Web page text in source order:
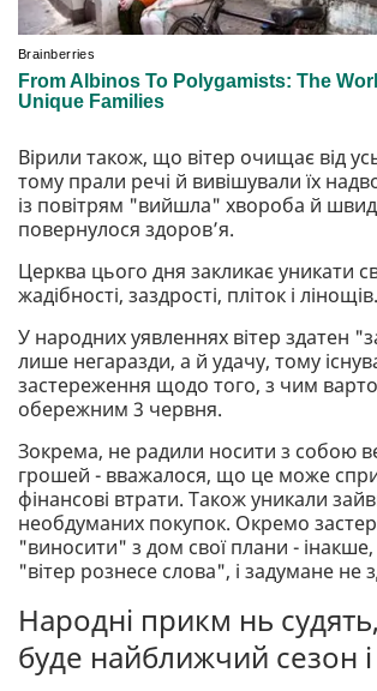
Вірили також, що вітер очищає від
тому прали речі й вивішували їх
із повітрям "вийшла" хвороба й
повернулося здоров’я.
Церква цього дня закликає уникати
жадібності, заздрості, пліток і лінощів.
У народних уявленнях вітер здатен
лише негаразди, а й удачу, тому
застереження щодо того, з чим
обережним 3 червня.
Зокрема, не радили носити з собою
грошей - вважалося, що це може
фінансові втрати. Також уникали
необдуманих покупок. Окремо
"виносити" з дом свої плани - інакше,
"вітер рознесе слова", і задумане не
Народні прикм нь
буде найближчий сезон